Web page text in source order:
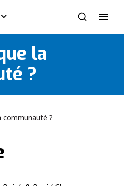
la
?
communauté ?